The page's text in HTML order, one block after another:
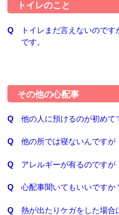
トイレのこと
トイレまだ言えないので
です。
その他の心配事
他の人に預けるのが初めて
他の所では寝ないんですが
アレルギーが有るのですが
心配事聞いてもいいですか
熱が出たりケガをした場合